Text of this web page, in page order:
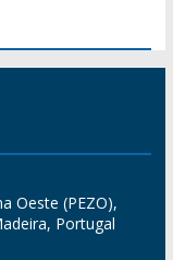
Oeste (PEZO),
Portugal